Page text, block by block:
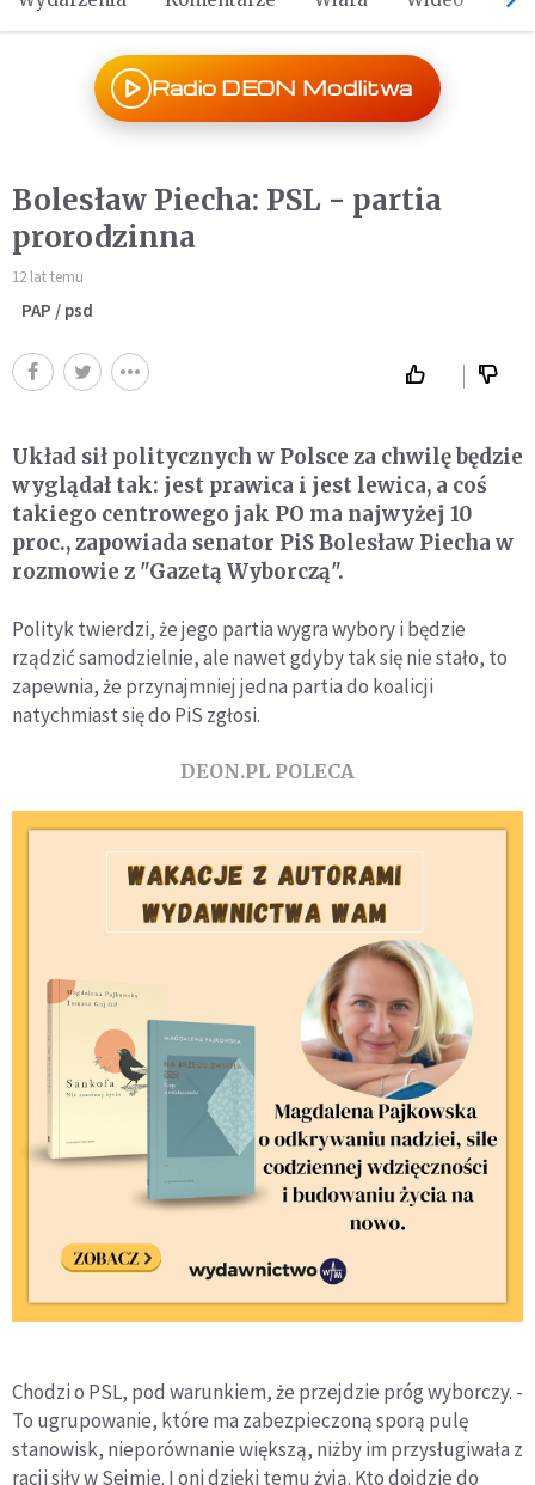
Radio DEON Modlitwa
Bolesław Piecha: PSL - partia
prorodzinna
12 lat temu
PAP / psd
Układ sił politycznych w Polsce za chwilę będzie
wyglądał tak: jest prawica i jest lewica, a coś
takiego centrowego jak PO ma najwyżej 10
proc., zapowiada senator PiS Bolesław Piecha w
rozmowie z "Gazetą Wyborczą".
Polityk twierdzi, że jego partia wygra wybory i będzie
rządzić samodzielnie, ale nawet gdyby tak się nie stało, to
zapewnia, że przynajmniej jedna partia do koalicji
natychmiast się do PiS zgłosi.
DEON.PL POLECA
Chodzi o PSL, pod warunkiem, że przejdzie próg wyborczy. -
To ugrupowanie, które ma zabezpieczoną sporą pulę
stanowisk, nieporównanie większą, niżby im przysługiwała z
racji siły w Sejmie. I oni dzięki temu żyją. Kto dojdzie do